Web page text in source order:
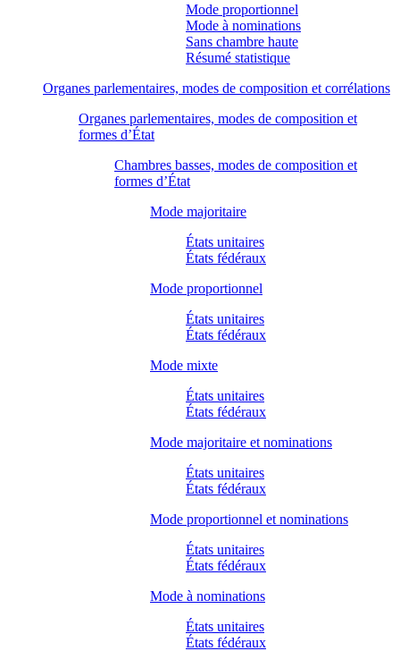
Mode proportionnel
Mode à nominations
Sans chambre haute
Résumé statistique
Organes parlementaires, modes de composition et corrélations
Organes parlementaires, modes de composition et
formes d’État
Chambres basses, modes de composition et
formes d’État
Mode majoritaire
États unitaires
États fédéraux
Mode proportionnel
États unitaires
États fédéraux
Mode mixte
États unitaires
États fédéraux
Mode majoritaire et nominations
États unitaires
États fédéraux
Mode proportionnel et nominations
États unitaires
États fédéraux
Mode à nominations
États unitaires
États fédéraux